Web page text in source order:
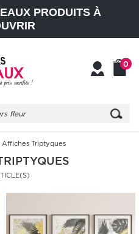
PRODUITS À
0
Affiches Triptyques